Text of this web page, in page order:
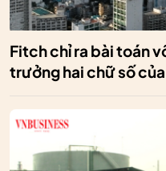
Fitch chỉ ra bài toán
trưởng hai chữ số